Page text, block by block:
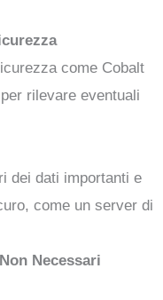
come Cobalt
rilevare eventuali
dei dati importanti e
come un server di
Necessari